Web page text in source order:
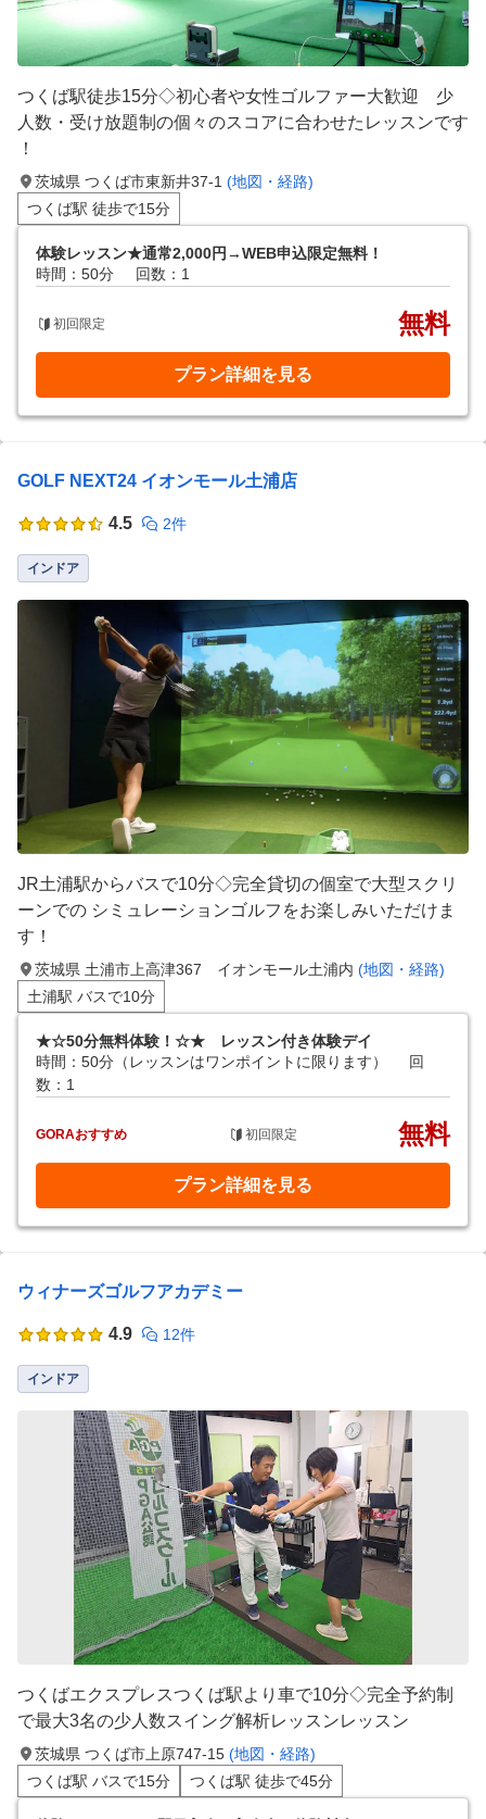
つくば駅徒歩15分◇初心者や女性ゴルファー大歓迎 少
人数・受け放題制の個々のスコアに合わせたレッスンです
！
茨城県 つくば市東新井37-1 (地図・経路)
つくば駅 徒歩で15分
体験レッスン★通常2,000円→WEB申込限定無料！
時間：50分
回数：1
初回限定 無料
プラン詳細を見る
GOLF NEXT24 イオンモール土浦店
4.5 2件
インドア
JR土浦駅からバスで10分◇完全貸切の個室で大型スクリ
ーンでの シミュレーションゴルフをお楽しみいただけま
す！
茨城県 土浦市上高津367 イオンモール土浦内 (地図・経路)
土浦駅 バスで10分
★☆50分無料体験！☆★ レッスン付き体験デイ
時間：50分（レッスンはワンポイントに限ります）
回
数：1
GORAおすすめ 初回限定 無料
プラン詳細を見る
ウィナーズゴルフアカデミー
4.9 12件
インドア
つくばエクスプレスつくば駅より車で10分◇完全予約制
で最大3名の少人数スイング解析レッスンレッスン
茨城県 つくば市上原747-15 (地図・経路)
つくば駅 バスで15分
つくば駅 徒歩で45分